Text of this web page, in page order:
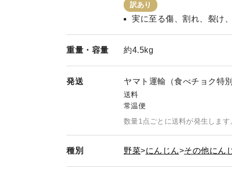
訳あり
実に至る傷、割れ、裂け
重量・ 容量 約4.5kg
発送 ヤマト運輸（食べチョク特別
送料
常温便
数量1点ごとに送料が発生します
種別 野菜 にんじん その他にん